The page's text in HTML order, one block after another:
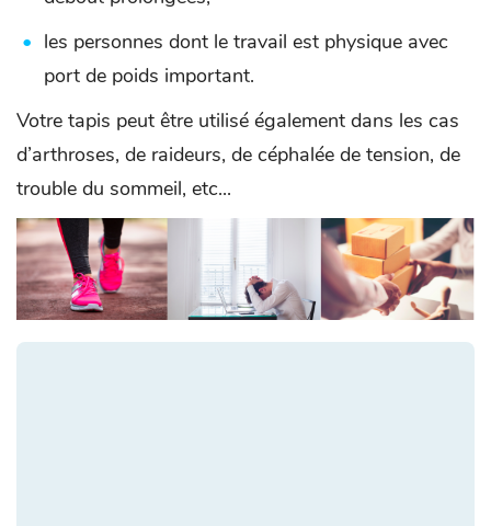
les personnes dont le travail est physique avec
port de poids important.
Votre tapis peut être utilisé également dans les cas
d’arthroses, de raideurs, de céphalée de tension, de
trouble du sommeil, etc...